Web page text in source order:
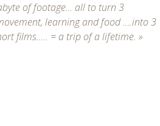
of footage… all to turn 3
learning and food ….into 3
films….. = a trip of a lifetime. »